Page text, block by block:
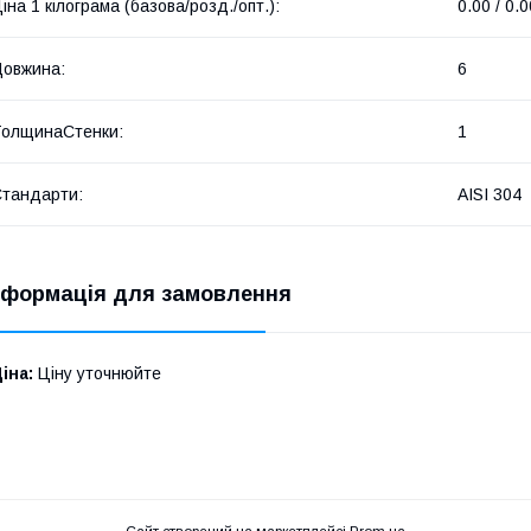
1 кілограма (базова/розд./опт.): 0.00 /
6
1
AISI 304
для замовлення
Ціну уточнюйте